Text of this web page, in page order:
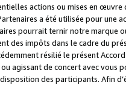
actions ou mises en
a été utilisée pour une
pourrait ternir notre marque
des impôts dans le cadre du
résilié le présent
agissant de concert avec vous
des participants. Afin